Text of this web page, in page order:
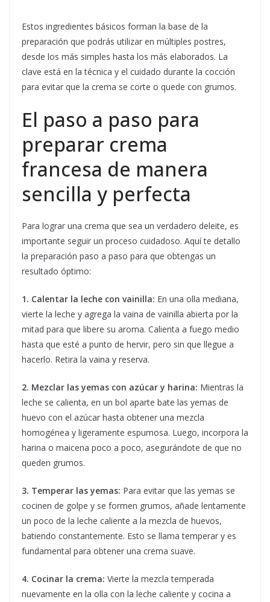
Estos ingredientes básicos forman la base de la
preparación que podrás utilizar en múltiples postres,
desde los más simples hasta los más elaborados. La
clave está en la técnica y el cuidado durante la cocción
para evitar que la crema se corte o quede con grumos.
El paso a paso para
preparar crema
francesa de manera
sencilla y perfecta
Para lograr una crema que sea un verdadero deleite, es
importante seguir un proceso cuidadoso. Aquí te detallo
la preparación paso a paso para que obtengas un
resultado óptimo:
1. Calentar la leche con vainilla: En una olla mediana,
vierte la leche y agrega la vaina de vainilla abierta por la
mitad para que libere su aroma. Calienta a fuego medio
hasta que esté a punto de hervir, pero sin que llegue a
hacerlo. Retira la vaina y reserva.
2. Mezclar las yemas con azúcar y harina: Mientras la
leche se calienta, en un bol aparte bate las yemas de
huevo con el azúcar hasta obtener una mezcla
homogénea y ligeramente espumosa. Luego, incorpora la
harina o maicena poco a poco, asegurándote de que no
queden grumos.
3. Temperar las yemas: Para evitar que las yemas se
cocinen de golpe y se formen grumos, añade lentamente
un poco de la leche caliente a la mezcla de huevos,
batiendo constantemente. Esto se llama temperar y es
fundamental para obtener una crema suave.
4. Cocinar la crema: Vierte la mezcla temperada
nuevamente en la olla con la leche caliente y cocina a